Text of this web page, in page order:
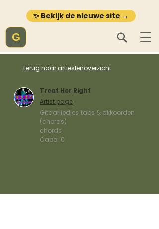
✨ Bekijk de nieuwe site →
G
Terug naar artiestenoverzicht
Treat Her Right
Artist page
Gitaarliedjes, tabs & akkoorden
(chords)
chords
Capo: 0